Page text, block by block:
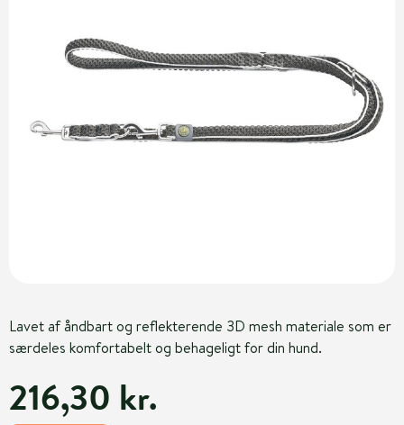
Lavet af åndbart og reflekterende 3D mesh materiale som er
særdeles komfortabelt og behageligt for din hund.
216,30 kr.